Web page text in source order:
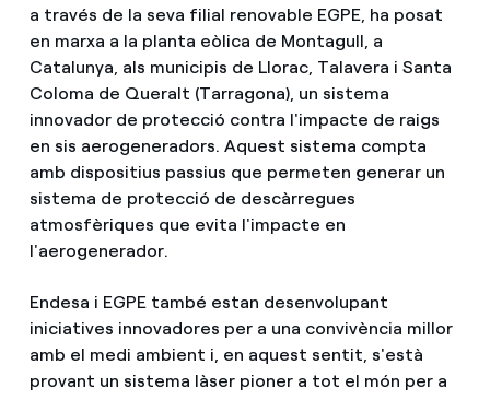
a través de la seva filial renovable EGPE, ha posat
en marxa a la planta eòlica de Montagull, a
Catalunya, als municipis de Llorac, Talavera i Santa
Coloma de Queralt (Tarragona), un sistema
innovador de protecció contra l'impacte de raigs
en sis aerogeneradors. Aquest sistema compta
amb dispositius passius que permeten generar un
sistema de protecció de descàrregues
atmosfèriques que evita l'impacte en
l'aerogenerador.
Endesa i EGPE també estan desenvolupant
iniciatives innovadores per a una convivència millor
amb el medi ambient i, en aquest sentit, s'està
provant un sistema làser pioner a tot el món per a